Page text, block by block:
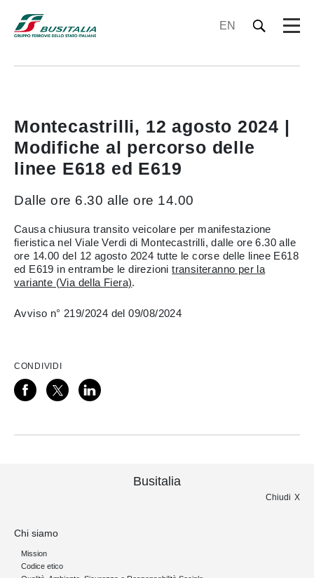
EN
Montecastrilli, 12 agosto 2024 |
Modifiche al percorso delle
linee E618 ed E619
Dalle ore 6.30 alle ore 14.00
Causa chiusura transito veicolare per manifestazione
fieristica nel Viale Verdi di Montecastrilli, dalle ore 6.30 alle
ore 14.00 del 12 agosto 2024 tutte le corse delle linee E618
ed E619 in entrambe le direzionitransiteranno per la
variante (Via della Fiera).
Avviso n° 219/2024 del 09/08/2024
CONDIVIDI
Busitalia
Chiudi
Chi siamo
Mission
Codice etico